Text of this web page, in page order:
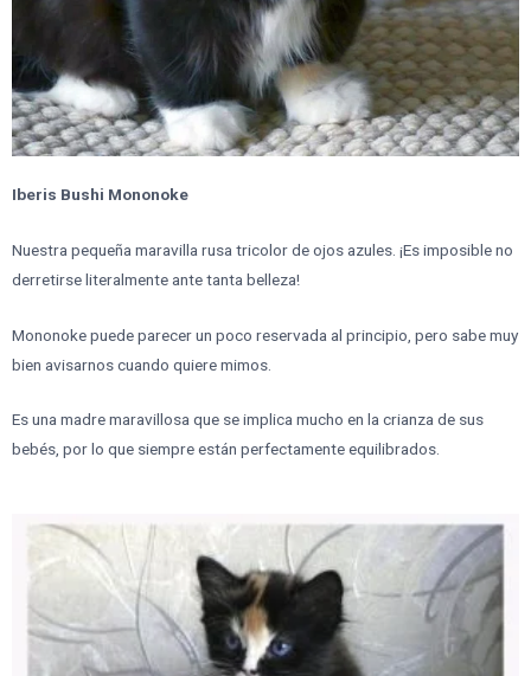
Iberis Bushi Mononoke
Nuestra pequeña maravilla rusa tricolor de ojos azules. ¡Es imposible no
derretirse literalmente ante tanta belleza!
Mononoke puede parecer un poco reservada al principio, pero sabe muy
bien avisarnos cuando quiere mimos.
Es una madre maravillosa que se implica mucho en la crianza de sus
bebés, por lo que siempre están perfectamente equilibrados.